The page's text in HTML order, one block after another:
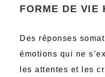
FORME DE VIE
Des réponses
émotions qui ne
les attentes et les